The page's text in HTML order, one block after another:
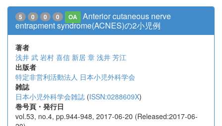
5 0 0 0 OA
Anterior cutaneous nerve
entrapment syndrome(ACNES)の2小児例
著者
浅井 武 岩村 喜信 新居 章 浅井 芳江
出版者
特定非営利活動法人 日本小児外科学会
雑誌
日本小児外科学会雑誌 (ISSN:0288609X)
巻号頁・発行日
vol.53, no.4, pp.944-948, 2017-06-20 (Released:2017-06-